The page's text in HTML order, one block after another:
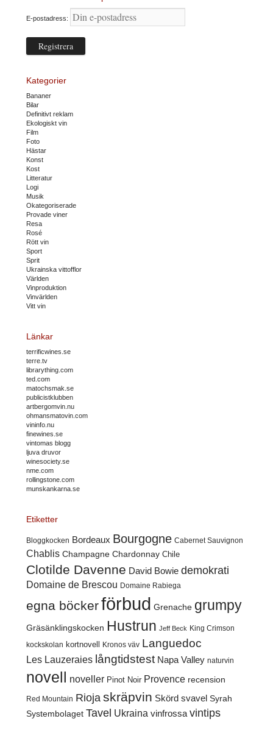
E-postadress:
Kategorier
Bananer
Bilar
Definitivt reklam
Ekologiskt vin
Film
Foto
Hästar
Konst
Kost
Litteratur
Logi
Musik
Okategoriserade
Provade viner
Resa
Rosé
Rött vin
Sport
Sprit
Ukrainska vittofflor
Världen
Vinproduktion
Vinvärlden
Vitt vin
Länkar
terrificwines.se
terre.tv
librarything.com
ted.com
matochsmak.se
publicistklubben
artbergomvin.nu
ohmansmatovin.com
vininfo.nu
finewines.se
vintomas blogg
ljuva druvor
winesociety.se
nme.com
rollingstone.com
munskankarna.se
Etiketter
Bloggkocken Bordeaux Bourgogne Cabernet Sauvignon
Chablis Champagne Chardonnay Chile
Clotilde Davenne David Bowie demokrati
Domaine de Brescou Domaine Rabiega
egna böckerförbud Grenache grumpy
Gräsänklingskocken Hustrun Jeff Beck King Crimson
kockskolan kortnovell Kronos väv Languedoc
Les Lauzeraies långtidstest Napa Valley naturvin
novell noveller Pinot Noir Provence recension
Red Mountain Rioja skräpvin Skörd svavel Syrah
Systembolaget Tavel Ukraina vinfrossa vintips